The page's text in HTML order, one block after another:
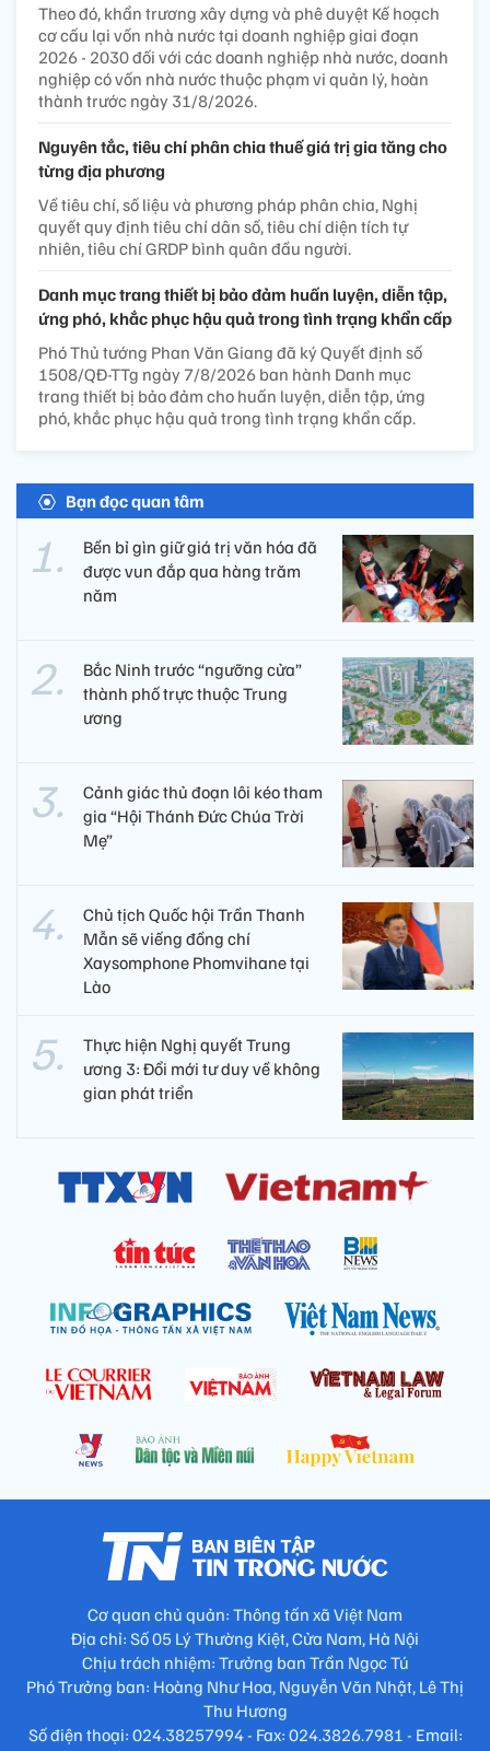
Theo đó, khẩn trương xây dựng và phê duyệt Kế hoạch
cơ cấu lại vốn nhà nước tại doanh nghiệp giai đoạn
2026 - 2030 đối với các doanh nghiệp nhà nước, doanh
nghiệp có vốn nhà nước thuộc phạm vi quản lý, hoàn
thành trước ngày 31/8/2026.
Nguyên tắc, tiêu chí phân chia thuế giá trị gia tăng cho
từng địa phương
Về tiêu chí, số liệu và phương pháp phân chia, Nghị
quyết quy định tiêu chí dân số, tiêu chí diện tích tự
nhiên, tiêu chí GRDP bình quân đầu người.
Danh mục trang thiết bị bảo đảm huấn luyện, diễn tập,
ứng phó, khắc phục hậu quả trong tình trạng khẩn cấp
Phó Thủ tướng Phan Văn Giang đã ký Quyết định số
1508/QĐ-TTg ngày 7/8/2026 ban hành Danh mục
trang thiết bị bảo đảm cho huấn luyện, diễn tập, ứng
phó, khắc phục hậu quả trong tình trạng khẩn cấp.
Bạn đọc quan tâm
Bền bỉ gìn giữ giá trị văn hóa đã
được vun đắp qua hàng trăm
năm
Bắc Ninh trước “ngưỡng cửa”
thành phố trực thuộc Trung
ương
Cảnh giác thủ đoạn lôi kéo tham
gia “Hội Thánh Đức Chúa Trời
Mẹ”
Chủ tịch Quốc hội Trần Thanh
Mẫn sẽ viếng đồng chí
Xaysomphone Phomvihane tại
Lào
Thực hiện Nghị quyết Trung
ương 3: Đổi mới tư duy về không
gian phát triển
Cơ quan chủ quản: Thông tấn xã Việt Nam
Địa chỉ: Số 05 Lý Thường Kiệt, Cửa Nam, Hà Nội
Chịu trách nhiệm: Trưởng ban Trần Ngọc Tú
Phó Trưởng ban: Hoàng Như Hoa, Nguyễn Văn Nhật, Lê Thị
Thu Hương
Số điện thoại: 024.38257994 - Fax: 024.3826.7981 - Email: